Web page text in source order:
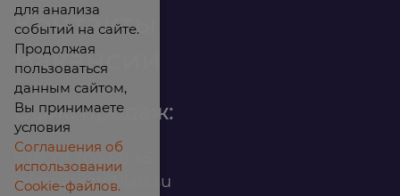
Контакты
Вакансии
Офис продаж:
infomarket@ilan.su
для анализа
событий на сайте.
Продолжая
пользоваться
данным сайтом,
Вы принимаете
условия
Соглашения об
использовании
Cookie-файлов.